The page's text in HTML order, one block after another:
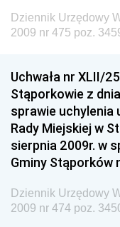
Dziennik
Rozwoju
Dziennik
Dziennik
Regionalnej
Dziennik
Dziennik
Dziennik
Inspektora
Dziennik Urzędowy
2009 nr 475 poz.
Uchwała nr XLII/
Stąporkowie z
sprawie uchylenia
Rady Miejskiej w
sierpnia 2009r. w
Gminy Stąporków
Dziennik Urzędowy
2009 nr 474 poz.